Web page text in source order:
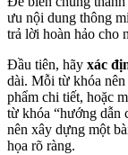
ưu nội dung thông
trả lời hoàn hảo cho
Đầu tiên, hãy xác
dài. Mỗi từ khóa
phẩm chi tiết, hoặc
từ khóa “hướng dẫn
nên xây dựng một
họa rõ ràng.